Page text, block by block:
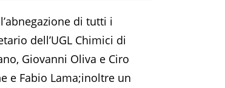
di tutti i
dell’UGL Chimici di
Giovanni Oliva e Ciro
e Fabio Lama;inoltre un